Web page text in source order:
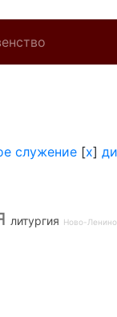
служение [x]
литургия Ново-Ленино